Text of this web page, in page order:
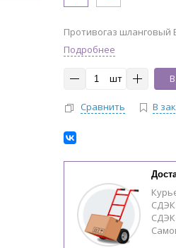
Противогаз шланговый
Подробнее
шт
Сравнить В
СДЭК
СДЭК